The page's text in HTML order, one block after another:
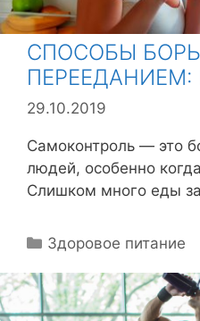
СПОСОБЫ
29.10.2019
Самоконтроль — это
людей, особенно
Слишком много еды
Р
б
р
Здоровое питание